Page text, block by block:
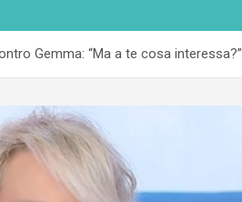
Gemma: “Ma a te cosa interessa?”